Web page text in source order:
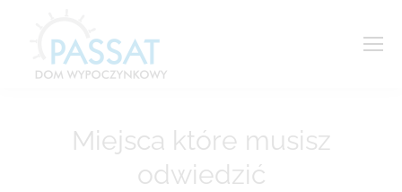
Miejsca które musisz
odwiedzić